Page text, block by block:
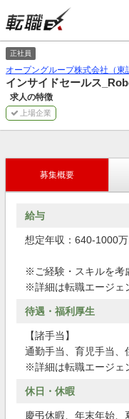
正社員
オープングループ株式会社（東
インサイドセールス
求人の特徴
上場企業
募集概要
給与
想定年収：640-1000万
※ご経験・スキルを考
※詳細は転職エージェ
待遇・福利厚生
【諸手当】
通勤手当、育児手当、
※詳細は転職エージェ
休日・休暇
慶弔休暇、年末年始、